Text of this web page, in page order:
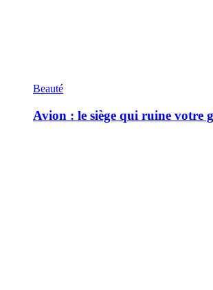
Beauté
Avion : le siège qui ruine votre